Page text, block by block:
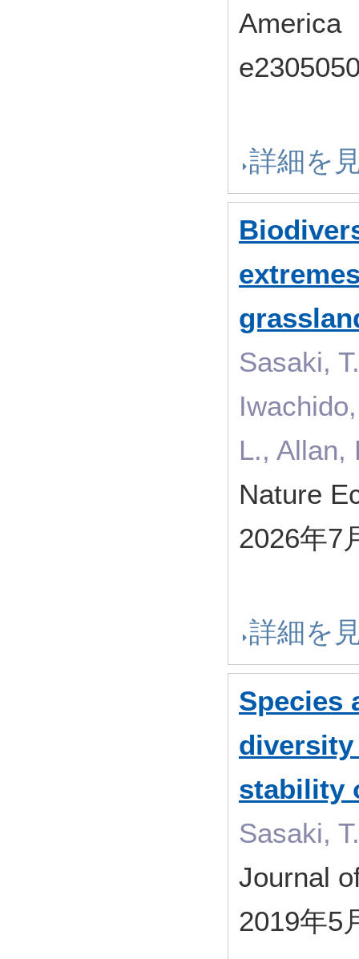
America
詳細を
Sasaki,
L.,
Nature
2026年7
詳細を
Species
stability
Sasaki,
Journal
2019年5